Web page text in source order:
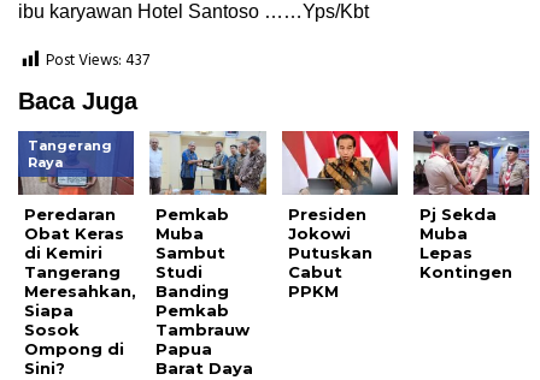
ibu karyawan Hotel Santoso ……Yps/Kbt
Post Views:437
Baca Juga
Tangerang
Raya
Peredaran
Obat Keras
di Kemiri
Tangerang
Meresahkan,
Siapa
Sosok
Ompong di
Sini?
Pemkab
Muba
Sambut
Studi
Banding
Pemkab
Tambrauw
Papua
Barat Daya
Presiden
Jokowi
Putuskan
Cabut
PPKM
Pj Sekda
Muba
Lepas
Kontingen